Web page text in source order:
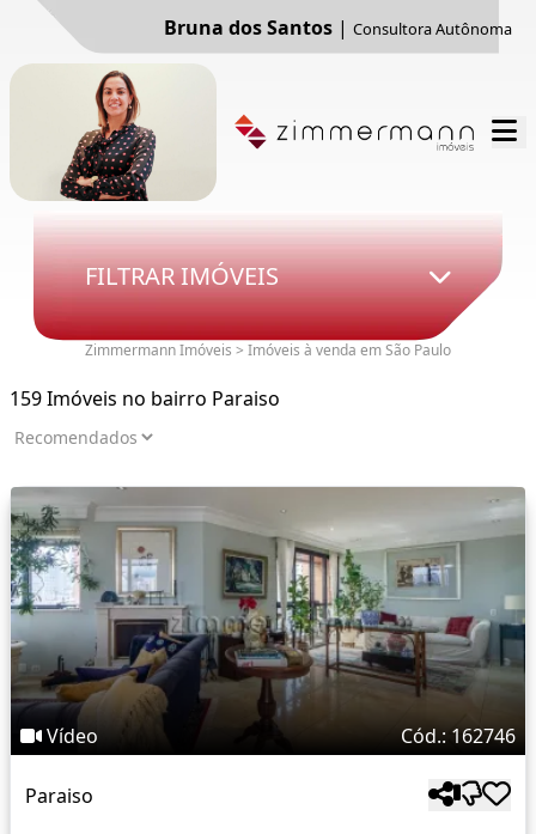
Bruna dos Santos | Consultora Autônoma
FILTRAR IMÓVEIS
Zimmermann Imóveis > Imóveis à venda em São Paulo
159 Imóveis no bairro Paraiso
Vídeo Cód.: 162746
Paraiso